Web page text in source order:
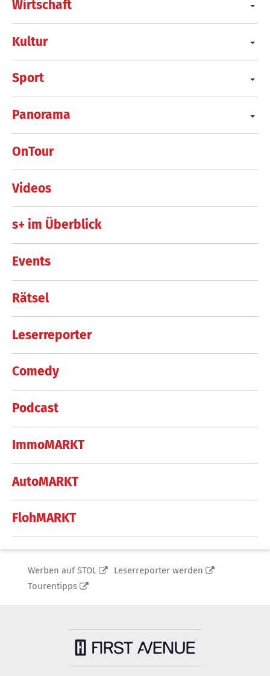
Wirtschaft
Kultur
Sport
Panorama
OnTour
Videos
s+ im Überblick
Events
Rätsel
Leserreporter
Comedy
Podcast
ImmoMARKT
AutoMARKT
FlohMARKT
Werben auf STOL
Leserreporter werden
Tourentipps